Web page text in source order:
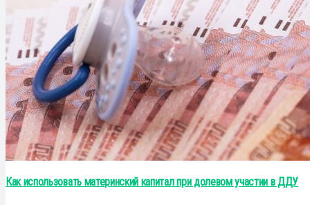
Как использовать материнский капитал при долевом участии в ДДУ